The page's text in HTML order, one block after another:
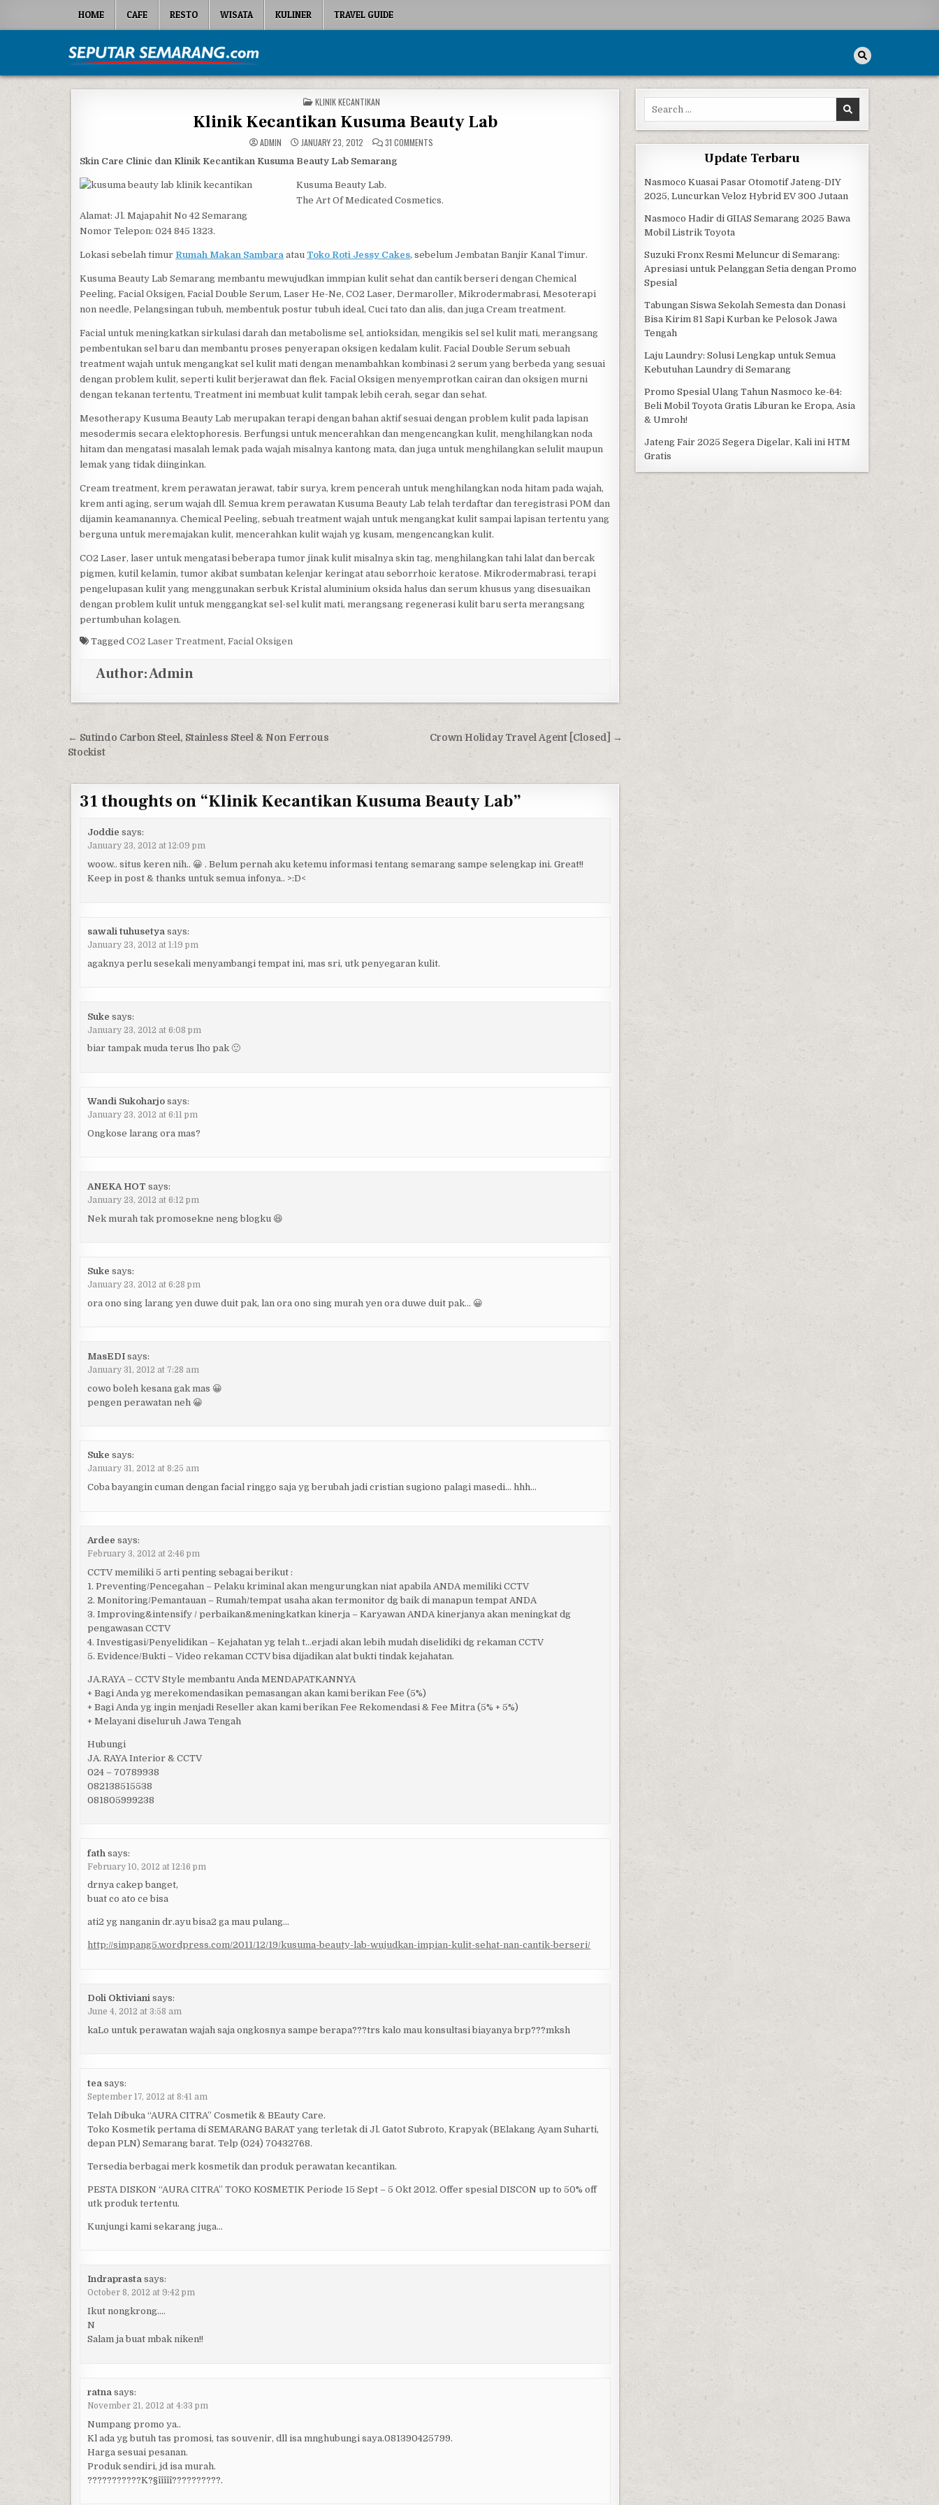
HOME CAFE RESTO WISATA KULINER TRAVEL GUIDE
Seputar Semarang
POSTED IN
KLINIK KECANTIKAN
Klinik Kecantikan Kusuma Beauty Lab
ADMIN JANUARY 23, 2012 31 COMMENTS
Skin Care Clinic dan Klinik Kecantikan Kusuma Beauty Lab Semarang
Kusuma Beauty Lab.
The Art Of Medicated Cosmetics.
Alamat: Jl. Majapahit No 42 Semarang
Nomor Telepon: 024 845 1323.
Lokasi sebelah timur Rumah Makan Sambara atau Toko Roti Jessy Cakes, sebelum Jembatan Banjir Kanal Timur.
Kusuma Beauty Lab Semarang membantu mewujudkan immpian kulit sehat dan cantik berseri dengan Chemical
Peeling, Facial Oksigen, Facial Double Serum, Laser He-Ne, CO2 Laser, Dermaroller, Mikrodermabrasi, Mesoterapi
non needle, Pelangsingan tubuh, membentuk postur tubuh ideal, Cuci tato dan alis, dan juga Cream treatment.
Facial untuk meningkatkan sirkulasi darah dan metabolisme sel, antioksidan, mengikis sel sel kulit mati, merangsang
pembentukan sel baru dan membantu proses penyerapan oksigen kedalam kulit. Facial Double Serum sebuah
treatment wajah untuk mengangkat sel kulit mati dengan menambahkan kombinasi 2 serum yang berbeda yang sesuai
dengan problem kulit, seperti kulit berjerawat dan flek. Facial Oksigen menyemprotkan cairan dan oksigen murni
dengan tekanan tertentu, Treatment ini membuat kulit tampak lebih cerah, segar dan sehat.
Mesotherapy Kusuma Beauty Lab merupakan terapi dengan bahan aktif sesuai dengan problem kulit pada lapisan
mesodermis secara elektophoresis. Berfungsi untuk mencerahkan dan mengencangkan kulit, menghilangkan noda
hitam dan mengatasi masalah lemak pada wajah misalnya kantong mata, dan juga untuk menghilangkan selulit maupun
lemak yang tidak diinginkan.
Cream treatment, krem perawatan jerawat, tabir surya, krem pencerah untuk menghilangkan noda hitam pada wajah,
krem anti aging, serum wajah dll. Semua krem perawatan Kusuma Beauty Lab telah terdaftar dan teregistrasi POM dan
dijamin keamanannya. Chemical Peeling, sebuah treatment wajah untuk mengangkat kulit sampai lapisan tertentu yang
berguna untuk meremajakan kulit, mencerahkan kulit wajah yg kusam, mengencangkan kulit.
CO2 Laser, laser untuk mengatasi beberapa tumor jinak kulit misalnya skin tag, menghilangkan tahi lalat dan bercak
pigmen, kutil kelamin, tumor akibat sumbatan kelenjar keringat atau seborrhoic keratose. Mikrodermabrasi, terapi
pengelupasan kulit yang menggunakan serbuk Kristal aluminium oksida halus dan serum khusus yang disesuaikan
dengan problem kulit untuk menggangkat sel-sel kulit mati, merangsang regenerasi kulit baru serta merangsang
pertumbuhan kolagen.
Tagged CO2 Laser Treatment, Facial Oksigen
Author:Admin
Post navigation Crown Holiday Travel Agent [Closed] →
← Sutindo Carbon Steel, Stainless Steel & Non Ferrous
Stockist
31 thoughts on “Klinik Kecantikan Kusuma Beauty Lab”
Joddie says:
January 23, 2012 at 12:09 pm
woow.. situs keren nih.. 😀 . Belum pernah aku ketemu informasi tentang semarang sampe selengkap ini. Great!!
Keep in post & thanks untuk semua infonya.. >:D<
sawali tuhusetya says:
January 23, 2012 at 1:19 pm
agaknya perlu sesekali menyambangi tempat ini, mas sri, utk penyegaran kulit.
Suke says:
January 23, 2012 at 6:08 pm
biar tampak muda terus lho pak 🙂
Wandi Sukoharjo says:
January 23, 2012 at 6:11 pm
Ongkose larang ora mas?
ANEKA HOT says:
January 23, 2012 at 6:12 pm
Nek murah tak promosekne neng blogku 😆
Suke says:
January 23, 2012 at 6:28 pm
ora ono sing larang yen duwe duit pak, lan ora ono sing murah yen ora duwe duit pak… 😀
MasEDI says:
January 31, 2012 at 7:28 am
cowo boleh kesana gak mas 😀
pengen perawatan neh 😀
Suke says:
January 31, 2012 at 8:25 am
Coba bayangin cuman dengan facial ringgo saja yg berubah jadi cristian sugiono palagi masedi… hhh…
Ardee says:
February 3, 2012 at 2:46 pm
CCTV memiliki 5 arti penting sebagai berikut :
1. Preventing/Pencegahan – Pelaku kriminal akan mengurungkan niat apabila ANDA memiliki CCTV
2. Monitoring/Pemantauan – Rumah/tempat usaha akan termonitor dg baik di manapun tempat ANDA
3. Improving&intensify / perbaikan&meningkatkan kinerja – Karyawan ANDA kinerjanya akan meningkat dg
pengawasan CCTV
4. Investigasi/Penyelidikan – Kejahatan yg telah t…erjadi akan lebih mudah diselidiki dg rekaman CCTV
5. Evidence/Bukti – Video rekaman CCTV bisa dijadikan alat bukti tindak kejahatan.
JA.RAYA – CCTV Style membantu Anda MENDAPATKANNYA
+ Bagi Anda yg merekomendasikan pemasangan akan kami berikan Fee (5%)
+ Bagi Anda yg ingin menjadi Reseller akan kami berikan Fee Rekomendasi & Fee Mitra (5% + 5%)
+ Melayani diseluruh Jawa Tengah
Hubungi
JA. RAYA Interior & CCTV
024 – 70789938
082138515538
081805999238
fath says:
February 10, 2012 at 12:16 pm
drnya cakep banget,
buat co ato ce bisa
ati2 yg nanganin dr.ayu bisa2 ga mau pulang…
http://simpang5.wordpress.com/2011/12/19/kusuma-beauty-lab-wujudkan-impian-kulit-sehat-nan-cantik-berseri/
Doli Oktiviani says:
June 4, 2012 at 3:58 am
kaLo untuk perawatan wajah saja ongkosnya sampe berapa???trs kalo mau konsultasi biayanya brp???mksh
tea says:
September 17, 2012 at 8:41 am
Telah Dibuka “AURA CITRA” Cosmetik & BEauty Care.
Toko Kosmetik pertama di SEMARANG BARAT yang terletak di Jl. Gatot Subroto, Krapyak (BElakang Ayam Suharti,
depan PLN) Semarang barat. Telp (024) 70432768.
Tersedia berbagai merk kosmetik dan produk perawatan kecantikan.
PESTA DISKON “AURA CITRA” TOKO KOSMETIK Periode 15 Sept – 5 Okt 2012. Offer spesial DISCON up to 50% off
utk produk tertentu.
Kunjungi kami sekarang juga…
Indraprasta says:
October 8, 2012 at 9:42 pm
Ikut nongkrong….
N
Salam ja buat mbak niken!!
ratna says:
November 21, 2012 at 4:33 pm
Numpang promo ya..
Kl ada yg butuh tas promosi, tas souvenir, dll isa mnghubungi saya.081390425799.
Harga sesuai pesanan.
Produk sendiri, jd isa murah.
???????????K?§îîîîî??????????.
Search for:
Update Terbaru
Nasmoco Kuasai Pasar Otomotif Jateng-DIY
2025, Luncurkan Veloz Hybrid EV 300 Jutaan
Nasmoco Hadir di GIIAS Semarang 2025 Bawa
Mobil Listrik Toyota
Suzuki Fronx Resmi Meluncur di Semarang:
Apresiasi untuk Pelanggan Setia dengan Promo
Spesial
Tabungan Siswa Sekolah Semesta dan Donasi
Bisa Kirim 81 Sapi Kurban ke Pelosok Jawa
Tengah
Laju Laundry: Solusi Lengkap untuk Semua
Kebutuhan Laundry di Semarang
Promo Spesial Ulang Tahun Nasmoco ke-64:
Beli Mobil Toyota Gratis Liburan ke Eropa, Asia
& Umroh!
Jateng Fair 2025 Segera Digelar, Kali ini HTM
Gratis